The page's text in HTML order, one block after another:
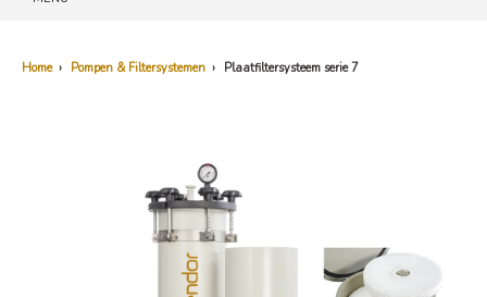
Home › Pompen & Filtersystemen › Plaatfiltersysteem serie 7